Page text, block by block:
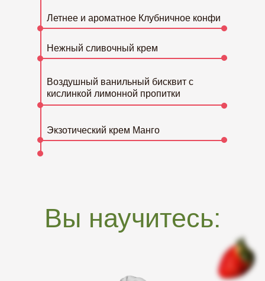
Летнее и ароматное Клубничное конфи
Нежный сливочный крем
Воздушный ванильный бисквит с
кислинкой лимонной пропитки
Экзотический крем Манго
Вы научитесь: